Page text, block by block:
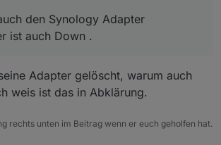
den Synology Adapter
ist auch Down .
Adapter gelöscht, warum auch
weis ist das in Abklärung.
rechts unten im Beitrag wenn er euch geholfen hat.